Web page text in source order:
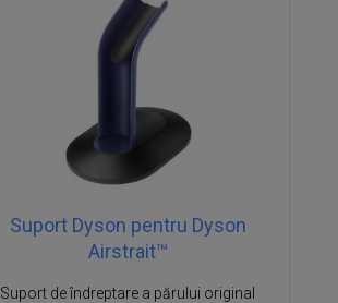
Suport Dyson pentru Dyson
Airstrait™
Suport de îndreptare a părului original